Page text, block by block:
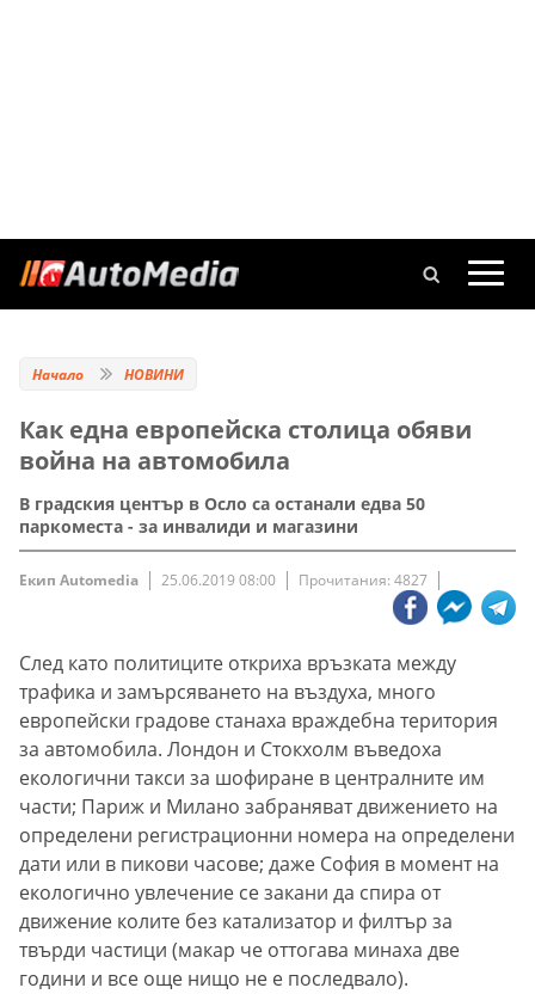
Начало НОВИНИ
Как една европейска столица обяви
война на автомобила
В градския център в Осло са останали едва 50
паркоместа - за инвалиди и магазини
Екип Automedia 25.06.2019 08:00 Прочитания: 4827
След като политиците откриха връзката между
трафика и замърсяването на въздуха, много
европейски градове станаха враждебна територия
за автомобила. Лондон и Стокхолм въведоха
екологични такси за шофиране в централните им
части; Париж и Милано забраняват движението на
определени регистрационни номера на определени
дати или в пикови часове; даже София в момент на
екологично увлечение се закани да спира от
движение колите без катализатор и филтър за
твърди частици (макар че оттогава минаха две
години и все още нищо не е последвало).